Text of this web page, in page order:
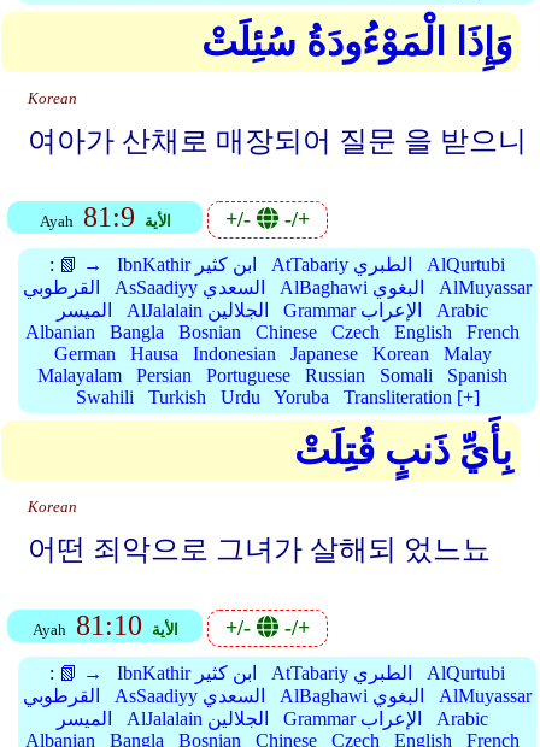
وَإِذَا الْمَوْءُودَةُ سُئِلَتْ
Korean
여아가 산채로 매장되어 질문 을 받으니
Ayah 81:9 الأية +/- -/+
: 📗 → IbnKathir ابن كثير AtTabariy الطبري
AlQurtubi
القرطوبي
AsSaadiyy السعدي AlBaghawi البغوي
AlMuyassar
الميسر
AlJalalain الجلالين Grammar الإعراب
Arabic
Albanian
Bangla Bosnian Chinese Czech English
French
German
Hausa Indonesian Japanese Korean
Malay
Malayalam
Persian Portuguese Russian Somali
Spanish
Swahili
Turkish Urdu Yoruba Transliteration [+]
بِأَيِّ ذَنبٍ قُتِلَتْ
Korean
어떤 죄악으로 그녀가 살해되 었느뇨
Ayah 81:10 الأية +/- -/+
: 📗 → IbnKathir ابن كثير AtTabariy الطبري
AlQurtubi
القرطوبي
AsSaadiyy السعدي AlBaghawi البغوي
AlMuyassar
الميسر
AlJalalain الجلالين Grammar الإعراب
Arabic
Albanian
Bangla Bosnian Chinese Czech English French